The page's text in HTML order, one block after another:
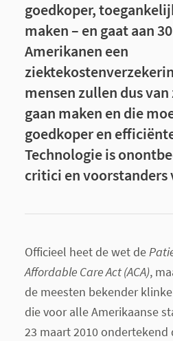
goedkoper,
maken – en gaat aan
Amerikanen een
mensen zullen dus
gaan maken en die
goedkoper en
Technologie is
critici en voorstanders
Officieel heet de wet de
Affordable Care Act (ACA),
de meesten bekender
die voor alle Amerikaanse
23 maart 2010